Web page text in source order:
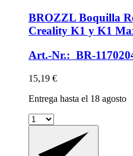
BROZZL Boquilla
Creality K1 y K1
Art.-Nr.: BR-
15,19 €
Entrega hasta el 18 agosto